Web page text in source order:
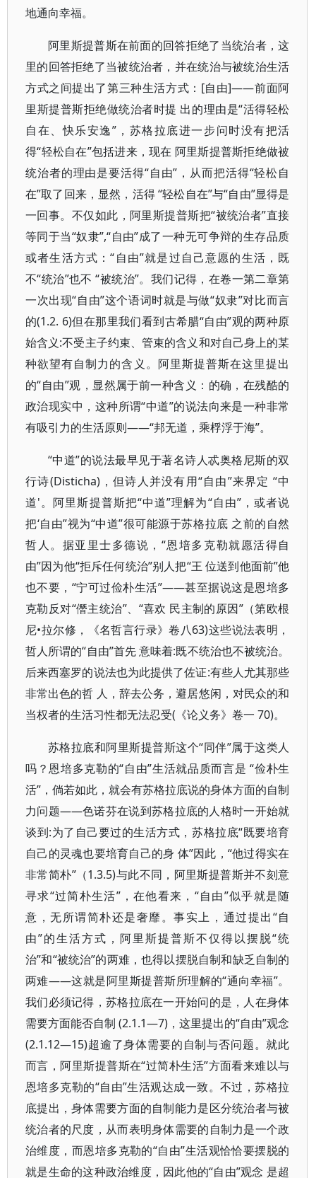
地通向幸福。
阿里斯提普斯在前面的回答拒绝了当统治者，这
里的回答拒绝了当被统治者，并在统治与被统治生活
方式之间提出了第三种生活方式：[自由]——前面阿
里斯提普斯拒绝做统治者时提 出的理由是“活得轻松
自在、快乐安逸”，苏格拉底进一步问时没有把活
得“轻松自在”包括进来，现在 阿里斯提普斯拒绝做被
统治者的理由是要活得“自由”，从而把活得“轻松自
在”取了回来，显然，活得 “轻松自在”与“自由”显得是
一回事。不仅如此，阿里斯提普斯把“被统治者”直接
等同于当“奴隶”,“自由”成了一种无可争辩的生存品质
或者生活方式：“自由”就是过自己意愿的生活，既
不“统治”也不 “被统治”。我们记得，在卷一第二章第
一次出现“自由”这个语词时就是与做“奴隶”对比而言
的(1.2. 6)但在那里我们看到古希腊“自由”观的两种原
始含义:不受主子约束、管束的含义和对自己身上的某
种欲望有自制力的含义。阿里斯提普斯在这里提出
的“自由”观，显然属于前一种含义：的确，在残酷的
政治现实中，这种所谓“中道”的说法向来是一种非常
有吸引力的生活原则——“邦无道，乘桴浮于海”。
“中道”的说法最早见于著名诗人忒奥格尼斯的双
行诗(Disticha)，但诗人并没有用“自由”来界定 “中
道'。阿里斯提普斯把“中道”理解为“自由”，或者说
把‘自由”视为“中道”很可能源于苏格拉底 之前的自然
哲人。据亚里士多德说，“恩培多克勒就愿活得自
由”因为他“拒斥任何统治”别人把“王 位送到他面前”他
也不要，“宁可过俭朴生活”——甚至据说这是恩培多
克勒反对“僭主统治”、“喜欢 民主制的原因”（第欧根
尼•拉尔修，《名哲言行录》卷八63)这些说法表明，
哲人所谓的“自由”首先 意味着:既不统治也不被统治。
后来西塞罗的说法也为此提供了佐证:有些人尤其那些
非常出色的哲 人，辞去公务，避居悠闲，对民众的和
当权者的生活习性都无法忍受(《论义务》卷一 70)。
苏格拉底和阿里斯提普斯这个“同伴”属于这类人
吗？恩培多克勒的“自由”生活就品质而言是 “俭朴生
活”，倘若如此，就会有苏格拉底说的身体方面的自制
力问题——色诺芬在说到苏格拉底的人格时一开始就
谈到:为了自己要过的生活方式，苏格拉底“既要培育
自己的灵魂也要培育自己的身 体”因此，“他过得实在
非常简朴”（1.3.5)与此不同，阿里斯提普斯并不刻意
寻求“过简朴生活”，在他看来，“自由”似乎就是随
意，无所谓简朴还是奢靡。事实上，通过提出“自
由”的生活方式，阿里斯提普斯不仅得以摆脱“统
治”和“被统治”的两难，也得以摆脱自制和缺乏自制的
两难——这就是阿里斯提普斯所理解的“通向幸福”。
我们必须记得，苏格拉底在一开始问的是，人在身体
需要方面能否自制 (2.1.1—7)，这里提出的“自由”观念
(2.1.12—15)超逾了身体需要的自制与否问题。就此
而言，阿里斯提普斯在“过简朴生活”方面看来难以与
恩培多克勒的“自由”生活观达成一致。不过，苏格拉
底提出，身体需要方面的自制能力是区分统治者与被
统治者的尺度，从而表明身体需要的自制力是一个政
治维度，而恩培多克勒的“自由”生活观恰恰要摆脱的
就是生命的这种政治维度，因此他的“自由”观念 是超